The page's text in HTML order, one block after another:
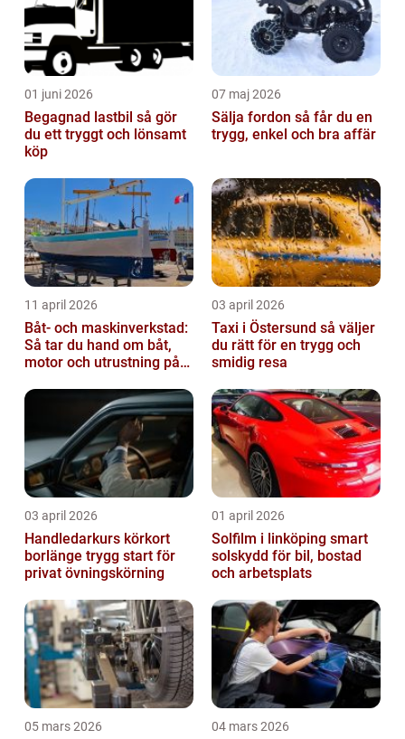
01 juni 2026
Begagnad lastbil så gör
du ett tryggt och lönsamt
köp
07 maj 2026
Sälja fordon så får du en
trygg, enkel och bra affär
11 april 2026
Båt- och maskinverkstad:
Så tar du hand om båt,
motor och utrustning på
03 april 2026
Taxi i Östersund så väljer
du rätt för en trygg och
smidig resa
03 april 2026
Handledarkurs körkort
borlänge trygg start för
privat övningskörning
01 april 2026
Solfilm i linköping smart
solskydd för bil, bostad
och arbetsplats
05 mars 2026 04 mars 2026